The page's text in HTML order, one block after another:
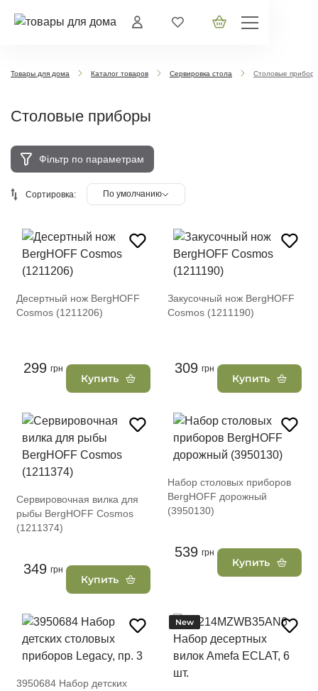
Товары для дома Каталог товаров Сервировка стола Столовые
Столовые приборы
Фільтр по параметрам
Сортировка: По умолчанию
Десертный нож BergHOFF
Cosmos (1211206)
299 грн
Купить
Закусочный нож BergHOFF
Cosmos (1211190)
309 грн
Купить
Сервировочная вилка для
рыбы BergHOFF Cosmos
(1211374)
349 грн
Купить
Набор столовых приборов
BergHOFF дорожный
(3950130)
539 грн
Купить
3950684 Набор детских
New